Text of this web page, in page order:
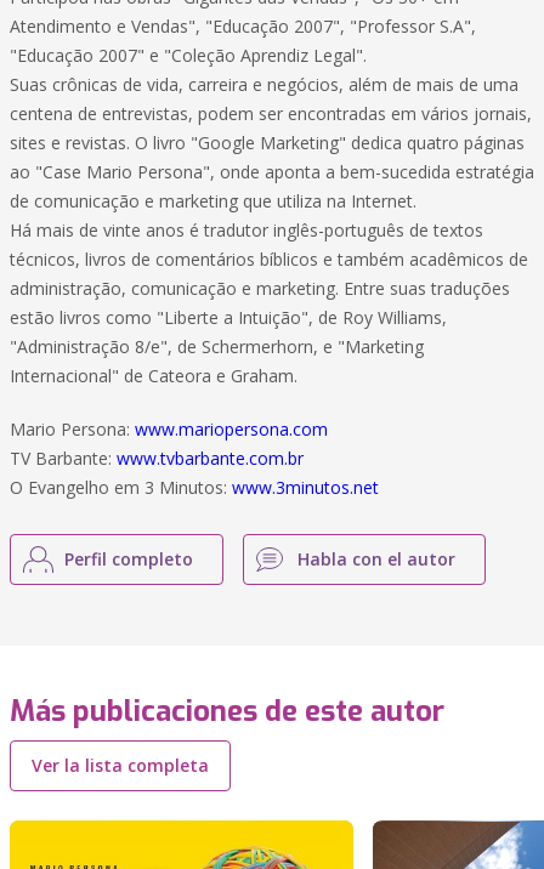
Atendimento e Vendas", "Educação 2007", "Professor S.A",
"Educação 2007" e "Coleção Aprendiz Legal".
Suas crônicas de vida, carreira e negócios, além de mais de uma
centena de entrevistas, podem ser encontradas em vários jornais,
sites e revistas. O livro "Google Marketing" dedica quatro páginas
ao "Case Mario Persona", onde aponta a bem-sucedida estratégia
de comunicação e marketing que utiliza na Internet.
Há mais de vinte anos é tradutor inglês-português de textos
técnicos, livros de comentários bíblicos e também acadêmicos de
administração, comunicação e marketing. Entre suas traduções
estão livros como "Liberte a Intuição", de Roy Williams,
"Administração 8/e", de Schermerhorn, e "Marketing
Internacional" de Cateora e Graham.
Mario Persona: www.mariopersona.com
TV Barbante: www.tvbarbante.com.br
O Evangelho em 3 Minutos: www.3minutos.net
Perfil completo Habla con el autor
Más publicaciones de este autor
Ver la lista completa